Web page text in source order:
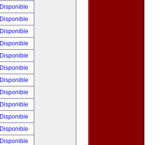
Disponible
Disponible
Disponible
Disponible
Disponible
Disponible
Disponible
Disponible
Disponible
Disponible
Disponible
Disponible